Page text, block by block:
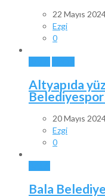
22 Mayıs
Ezgi
0
Altyapıda
20 Mayıs
Ezgi
0
Bala